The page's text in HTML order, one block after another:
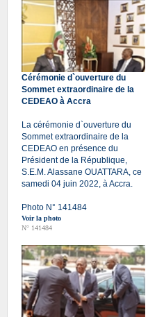
Cérémonie d`ouverture du
Sommet extraordinaire de la
CEDEAO à Accra
La cérémonie d`ouverture du
Sommet extraordinaire de la
CEDEAO en présence du
Président de la République,
S.E.M. Alassane OUATTARA, ce
samedi 04 juin 2022, à Accra.
Photo N° 141484
Voir la photo
N° 141484